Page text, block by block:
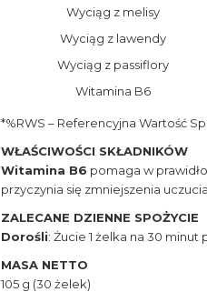
Wyciąg z melisy
Wyciąg z lawendy
Wyciąg z passiflory
Witamina B6
*%RWS – Referencyjna Wartość
WŁAŚCIWOŚCI SKŁADNIKÓW
Witamina B6 pomaga w
przyczynia się zmniejszenia
ZALECANE DZIENNE SPOŻYCIE
Dorośli: Żucie 1 żelka na 30
MASA NETTO
105 g (30 żelek)